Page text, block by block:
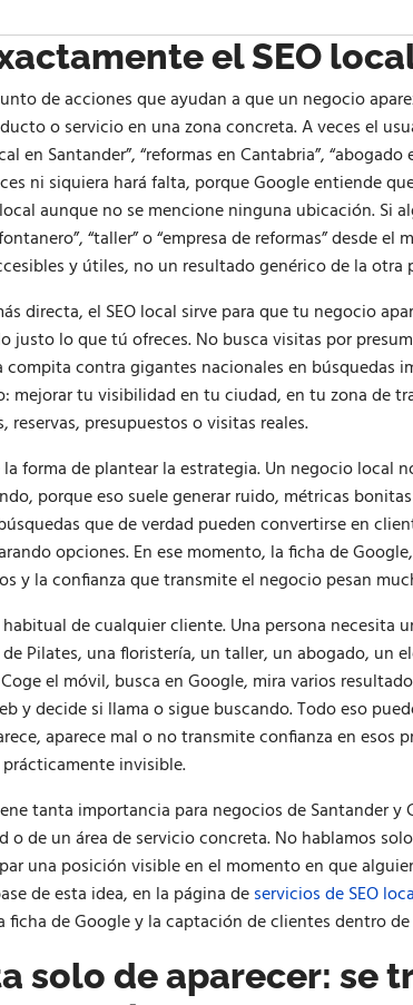
el SEO
de acciones que ayudan a que un negocio
o servicio en una zona concreta. A veces el
en Santander”, “reformas en Cantabria”,
ni siquiera hará falta, porque Google entiende
aunque no se mencione ninguna ubicación. Si
“taller” o “empresa de reformas” desde
y útiles, no un resultado genérico de la otra
directa, el SEO local sirve para que tu negocio
justo lo que tú ofreces. No busca visitas por
compita contra gigantes nacionales en búsquedas
mejorar tu visibilidad en tu ciudad, en tu zona de
reservas, presupuestos o visitas reales.
forma de plantear la estrategia. Un negocio local
porque eso suele generar ruido, métricas
que de verdad pueden convertirse en
opciones. En ese momento, la ficha de
y la confianza que transmite el negocio pesan
de cualquier cliente. Una persona necesita
Pilates, una floristería, un taller, un abogado, un
el móvil, busca en Google, mira varios
y decide si llama o sigue buscando. Todo eso
aparece mal o no transmite confianza en esos
invisible.
tanta importancia para negocios de Santander y
o de un área de servicio concreta. No hablamos
una posición visible en el momento en que
de esta idea, en la página deservicios de SEO
ficha de Google y la captación de clientes dentro
solo de aparecer: se